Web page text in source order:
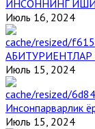
ИНСОННИНГ ИШИ
Июль 16, 2024
Июль 15, 2024
Инсонпарварлик
Июль 15, 2024